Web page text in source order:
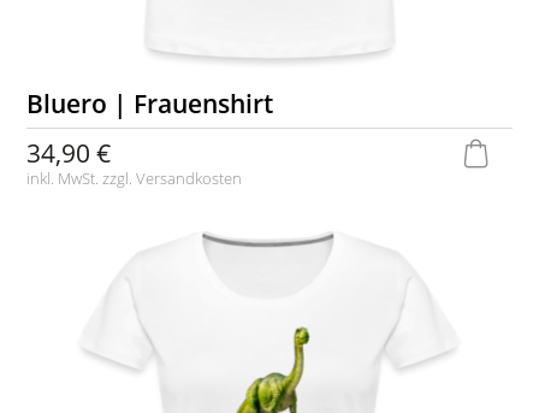
Bluero | Frauenshirt
34,90 €
inkl. MwSt. zzgl.Versandkosten